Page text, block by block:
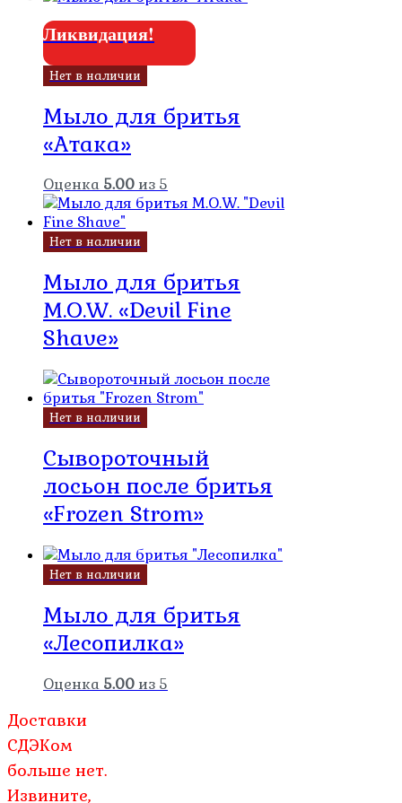
Ликвидация!
Нет в наличии
Мыло для бритья
«Атака»
Оценка 5.00 из 5
Нет в наличии
Мыло для бритья
M.O.W. «Devil Fine
Shave»
Нет в наличии
Сывороточный
лосьон после бритья
«Frozen Strom»
Нет в наличии
Мыло для бритья
«Лесопилка»
Оценка 5.00 из 5
Доставки
СДЭКом
больше нет.
Извините,